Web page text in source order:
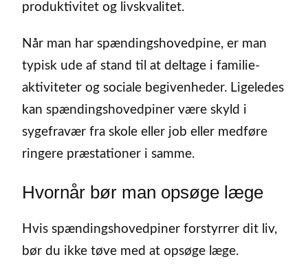
produktivitet og livskvalitet.
Når man har spændingshovedpine, er man
typisk ude af stand til at deltage i familie-
aktiviteter og sociale begivenheder. Ligeledes
kan spændingshovedpiner være skyld i
sygefravær fra skole eller job eller medføre
ringere præstationer i samme.
Hvornår bør man opsøge læge
Hvis spændingshovedpiner forstyrrer dit liv,
bør du ikke tøve med at opsøge læge.